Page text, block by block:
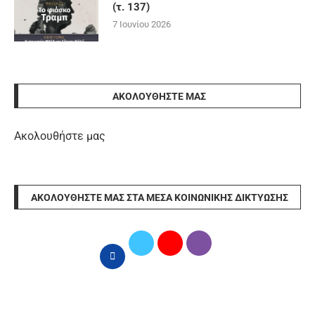
(τ. 137)
7 Ιουνίου 2026
ΑΚΟΛΟΥΘΉΣΤΕ ΜΑΣ
Ακολουθήστε μας
ΑΚΟΛΟΥΘΉΣΤΕ ΜΑΣ ΣΤΑ ΜΈΣΑ ΚΟΙΝΩΝΙΚΉΣ ΔΙΚΤΎΩΣΗΣ